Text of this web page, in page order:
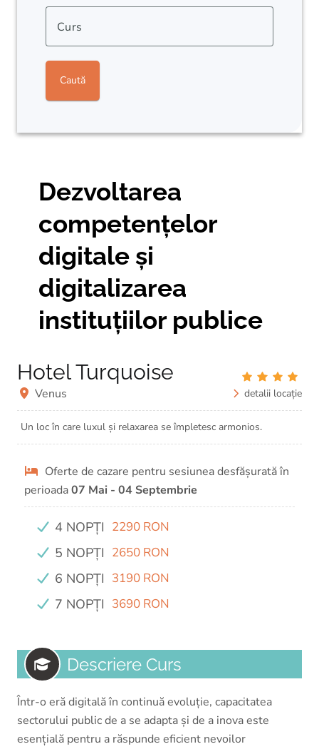
Curs
Caută
Dezvoltarea
competențelor
digitale și
digitalizarea
instituțiilor publice
Hotel Turquoise
Venus detalii locație
Un loc în care luxul și relaxarea se împletesc armonios.
Oferte de cazare pentru sesiunea desfășurată în
perioada07 Mai - 04 Septembrie
4 NOPȚI 2290 RON
5 NOPȚI 2650 RON
6 NOPȚI 3190 RON
7 NOPȚI 3690 RON
Descriere Curs
Într-o eră digitală în continuă evoluție, capacitatea
sectorului public de a se adapta și de a inova este
esențială pentru a răspunde eficient nevoilor